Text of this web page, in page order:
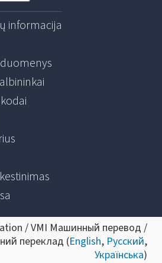
informacija
/ VMI Машинный перевод /
переклад (English, Русский,
Українська)